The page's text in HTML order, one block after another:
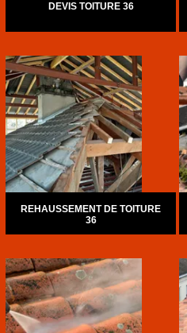
DEVIS TOITURE 36
REHAUSSEMENT DE TOITURE
36